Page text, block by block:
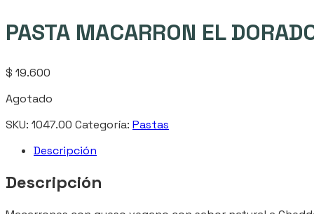
PASTA MACARRON EL
$ 19.600
Agotado
SKU: 1047.00 Categoría: Pastas
Descripción
Descripción